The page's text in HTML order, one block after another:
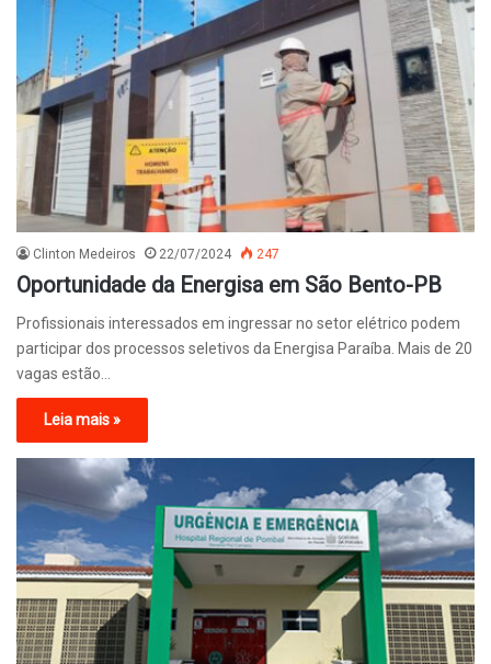
Clinton Medeiros 22/07/2024 247
Oportunidade da Energisa em São Bento-PB
Profissionais interessados em ingressar no setor elétrico podem
participar dos processos seletivos da Energisa Paraíba. Mais de 20
vagas estão…
Leia mais »